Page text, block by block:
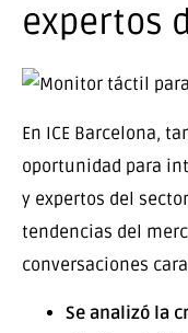
expertos
En ICE Barcelona,
oportunidad para
y expertos del
tendencias del
conversaciones
Se analizó la